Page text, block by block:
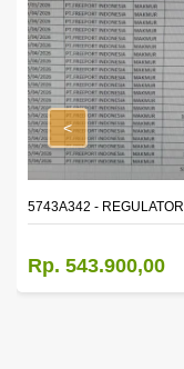
WINDOW,LH
5743A342 -
Rp. 543.900,00
<